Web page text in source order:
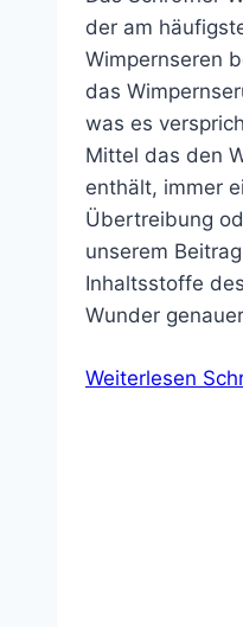
der am
Wimpernseren
das
was es
Mittel das den
enthält, immer
Übertreibung
unserem
Inhaltsstoffe
Wunder
Weiterlesen